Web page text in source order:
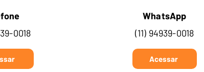
0018
WhatsApp
(11) 94939-0018
Acessar